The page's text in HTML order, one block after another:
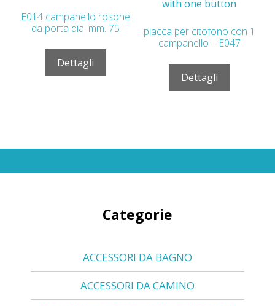
E014 campanello rosone
da porta dia. mm. 75
Dettagli
placca per citofono con 1
campanello – E047
Dettagli
Categorie
ACCESSORI DA BAGNO
ACCESSORI DA CAMINO